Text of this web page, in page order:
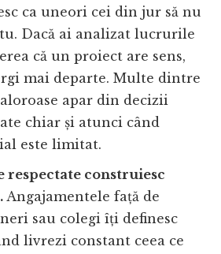
ca uneori cei din jur să nu
Dacă ai analizat lucrurile
că un proiect are sens,
mai departe. Multe dintre
apar din decizii
chiar și atunci când
este limitat.
respectate construiesc
Angajamentele față de
sau colegi îți definesc
livrezi constant ceea ce